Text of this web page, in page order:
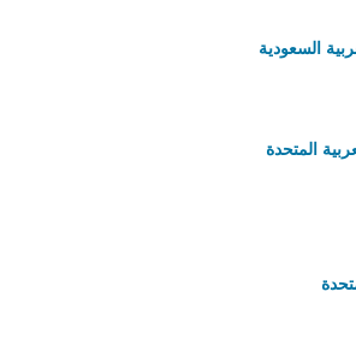
السعودية
المتحدة